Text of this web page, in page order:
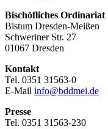
Bischöfliches Ordinariat
Bistum Dresden-Meißen
Schweriner Str. 27
01067 Dresden
Kontakt
Tel. 0351 31563-0
E-Mail info@bddmei.de
Presse
Tel. 0351 31563-230